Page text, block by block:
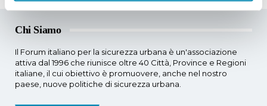
Chi Siamo
Il Forum italiano per la sicurezza urbana è un'associazione
attiva dal 1996 che riunisce oltre 40 Città, Province e Regioni
italiane, il cui obiettivo è promuovere, anche nel nostro
paese, nuove politiche di sicurezza urbana.